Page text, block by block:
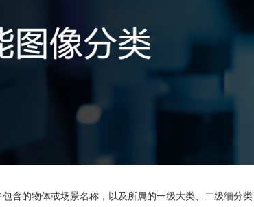
含的物体或场景名称，以及所属的一级大类、二级细分